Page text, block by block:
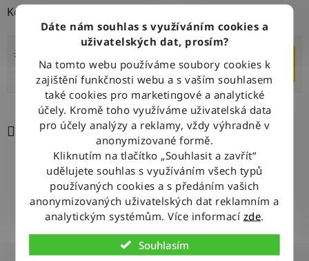
Dáte nám souhlas s využíváním cookies a
uživatelských dat, prosím?
Na tomto webu používáme soubory cookies k
zajištění funkčnosti webu a s vaším souhlasem
také cookies pro marketingové a analytické
účely. Kromě toho využíváme uživatelská data
pro účely analýzy a reklamy, vždy výhradně v
anonymizované formě.
Kliknutím na tlačítko „Souhlasit a zavřít“
udělujete souhlas s využíváním všech typů
používaných cookies a s předáním vašich
anonymizovaných uživatelských dat reklamním a
analytickým systémům. Více informací zde.
Souhlasím
Kód:
2 199 Kč
1 970 Kč
Měrná cena:
DO KOŠÍKU
Zeptat se Sdílet
DOPRAVA ZDARMA
Při nákupu nad 2500 Kč doručujeme zdarma po celé ČR
BLESKOVÉ DORUČENÍ